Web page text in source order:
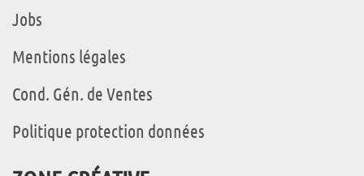
Jobs
Mentions légales
Cond. Gén. de Ventes
Politique protection données